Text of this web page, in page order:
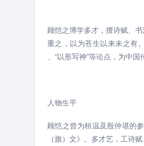
顾恺之博学多才，擅诗赋、
重之，以为苍生以来未之有
、“以形写神”等论点，为中
人物生平
顾恺之曾为桓温及殷仲堪的
（旗）文》。多才艺，工诗